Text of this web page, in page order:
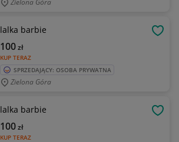
Zielona Góra
lalka barbie
KUP TERAZ
100zł
SPRZEDAJĄCY: OSOBA PRYWATNA
Zielona Góra
lalka barbie
KUP TERAZ
100zł